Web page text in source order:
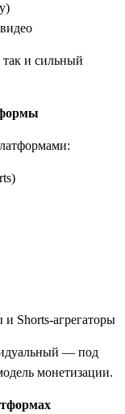
и сильный
Shorts-агрегаторы
— под
монетизации.